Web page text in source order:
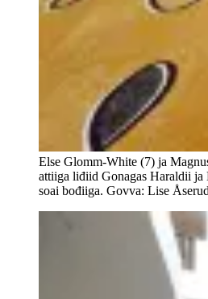
Else Glomm-White (7) ja
attiiga liđiid Gonagas Haraldii ja
soai bođiiga. Govva: Lise